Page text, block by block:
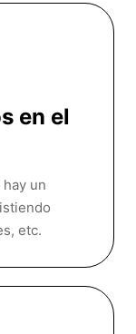
en el
un
etc.